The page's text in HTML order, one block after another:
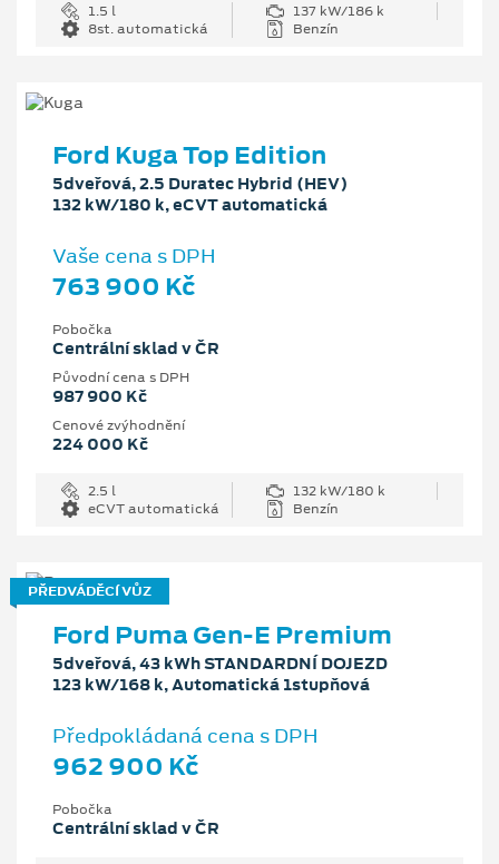
1.5 l
137 kW/186 k
8st. automatická
Benzín
Ford Kuga Top Edition
5dveřová, 2.5 Duratec Hybrid (HEV)
132 kW/180 k, eCVT automatická
Vaše cena s DPH
763 900 Kč
Pobočka
Centrální sklad v ČR
Původní cena s DPH
987 900 Kč
Cenové zvýhodnění
224 000 Kč
2.5 l
132 kW/180 k
eCVT automatická
Benzín
PŘEDVÁDĚCÍ VŮZ
Ford Puma Gen-E Premium
5dveřová, 43 kWh STANDARDNÍ DOJEZD
123 kW/168 k, Automatická 1stupňová
Předpokládaná cena s DPH
962 900 Kč
Pobočka
Centrální sklad v ČR